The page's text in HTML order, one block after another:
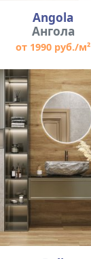
Angola
Ангола
от 1990 руб./м²